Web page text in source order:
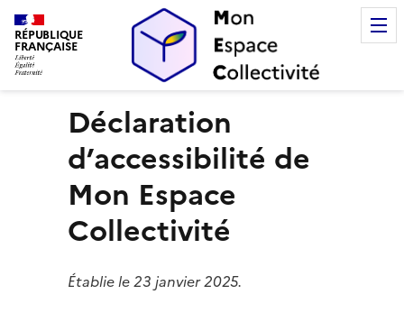
Mon Espace Collectivité
RÉPUBLIQUE
FRANÇAISE
Déclaration
d’accessibilité de
Mon Espace
Collectivité
Établie le 23 janvier 2025.